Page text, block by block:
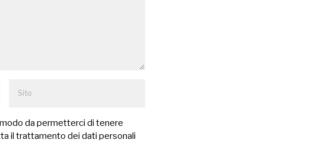
da permetterci di tenere
il trattamento dei dati personali